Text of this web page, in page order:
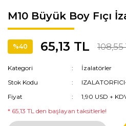
M10 Büyük Boy Fıçı
%40 65,13 TL 108,55
Kategori
İzalatörler
Stok Kodu
Fiyat
1,90 USD +
* 65,13 TL den başlayan taksitlerle!